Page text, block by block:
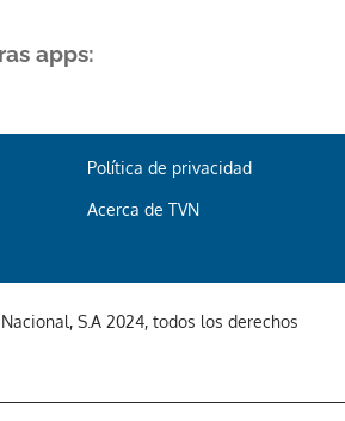
apps:
Política de privacidad
Acerca de TVN
S.A 2024, todos los derechos